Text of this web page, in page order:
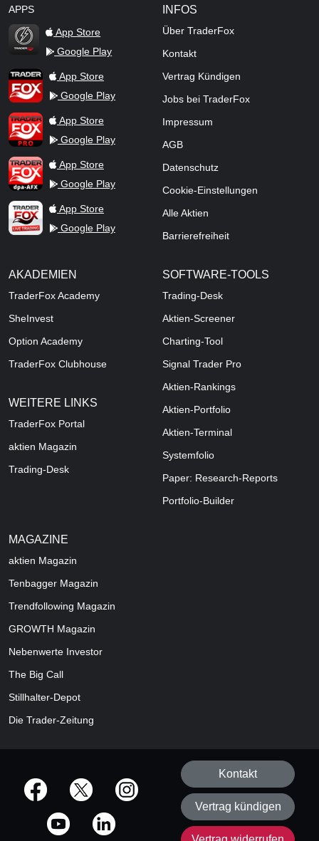
APPS
TraderFox Flash
App Store
Google Play
TraderFox AppApp Store
Google Play
TraderFox ProApp Store
Google Play
TraderFox dpa-AFX ProFeed
App Store
Google Play
TraderFox Live Trading
App Store
Google Play
INFOS
Über TraderFox
Kontakt
Vertrag Kündigen
Jobs bei TraderFox
Impressum
AGB
Datenschutz
Cookie-Einstellungen
Alle Aktien
Barrierefreiheit
AKADEMIEN
TraderFox Academy
SheInvest
Option Academy
TraderFox Clubhouse
WEITERE LINKS
TraderFox Portal
aktien Magazin
Trading-Desk
SOFTWARE-TOOLS
Trading-Desk
Aktien-Screener
Charting-Tool
Signal Trader Pro
Aktien-Rankings
Aktien-Portfolio
Aktien-Terminal
Systemfolio
Paper: Research-Reports
Portfolio-Builder
MAGAZINE
aktien Magazin
Tenbagger Magazin
Trendfollowing Magazin
GROWTH Magazin
Nebenwerte Investor
The Big Call
Stillhalter-Depot
Die Trader-Zeitung
offizielle Social Media-Accounts
Kontakt
Vertrag kündigen